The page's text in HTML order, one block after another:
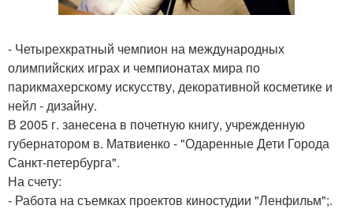
- Четырехкратный чемпион на международных
олимпийских играх и чемпионатах мира по
парикмахерскому искусству, декоративной косметике и
нейл - дизайну.
В 2005 г. занесена в почетную книгу, учрежденную
губернатором в. Матвиенко - "Одаренные Дети Города
Санкт-петербурга".
На счету:
- Работа на съемках проектов киностудии "Ленфильм";.